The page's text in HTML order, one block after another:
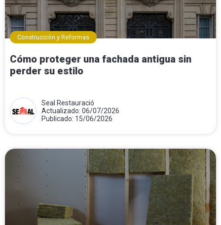
Construcción y Reformas
Cómo proteger una fachada antigua sin
perder su estilo
Seal Restauració
Actualizado: 06/07/2026
Publicado: 15/06/2026